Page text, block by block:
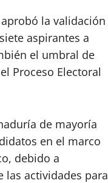
la validación
aspirantes a
el umbral de
Proceso Electoral
de mayoría
en el marco
debido a
las actividades para